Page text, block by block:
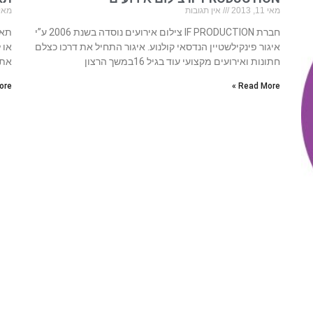
מאי 11, 2013 אין תגובות
חברת IF PRODUCTION צילום אירועים נוסדה בשנת 2006 ע”י
איגור פינקילשטיין הנדסאי קולנוע.​​​​ איגור התחיל את דרכו כצלם
חתונות ואירועים מקצועי עוד בגיל 16במשך הרצון
Read More »
מאי 2,
»